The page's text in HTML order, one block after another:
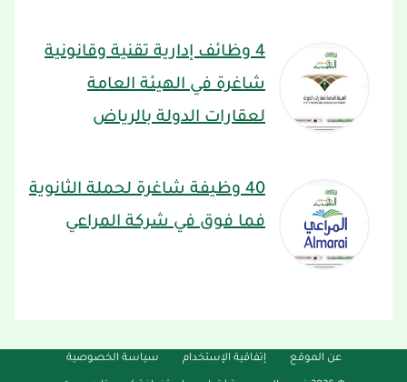
4 وظائف إدارية تقنية وقانونية
شاغرة في الهيئة العامة
لعقارات الدولة بالرياض
40 وظيفة شاغرة لحملة الثانوية
فما فوق في شركة المراعي
عن الموقع إتفاقية الإستخدام سياسة الخصوصية